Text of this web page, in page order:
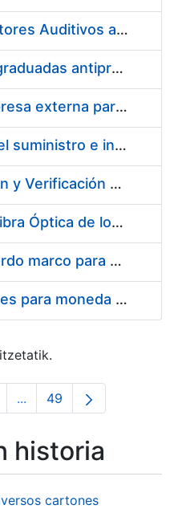
Suministro de Protectores Auditivos a medida para las personas trabajadoras de los Centros de Trabajo de Madrid y Burgos
Suministro de gafas graduadas antiproyecciones para los trabajadores de la FNMT-RCM en los centros de trabajo de Madrid y Burgos
Servicios de una empresa externa para el asesoramiento y resolución de los recursos de alzada que se presentan relacionados con procesos de selección para la FNMT-RCM
Acuerdo marco para el suministro e instalación de persianas, estores y otros complementos
Servicio de Calibración y Verificación Externa de los Equipos de Medición del Servicio de Prevención de la FNMT-RCM
Conexión mediante Fibra Óptica de los Centros de Proceso de Datos (CPDs) de las sedes de la FNMT-RCM de Burgos y Madrid
Contratación de acuerdo marco para el Suministro de Material de Electricidad para la Fábrica Nacional de Moneda y Timbre-Real Casa de la Moneda en su centro de trabajo de Burgos
Suministro de estuches para moneda de 30 €
...Intermediate Pages Use
Orrialdea
49
historia
cartones